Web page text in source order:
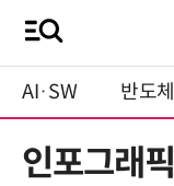
AI·SW 반도체
인포그래픽